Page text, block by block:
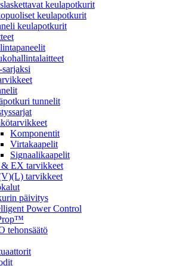
keulapotkurit
keulapotkurit
keulapotkurit
tunnelit
Komponentit
Virtakaapelit
Signaalikaapelit
EX tarvikkeet
tarvikkeet
päivitys
Power Control
tehonsäätö